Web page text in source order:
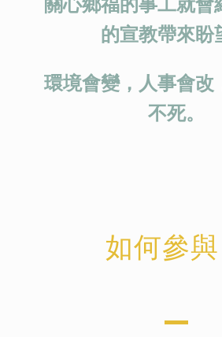
關心鄉福的事工就會
的宣教帶來盼
環境會變，人事會改
不死。
如何參與